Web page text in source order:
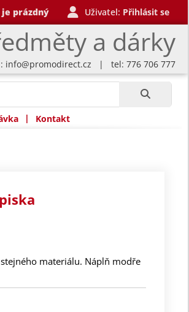
a dárky
je prázdný Uživatel: Přihlásit se
info@promodirect.cz | tel: 776 706 777
| Kontakt
materiálu. Náplň modře